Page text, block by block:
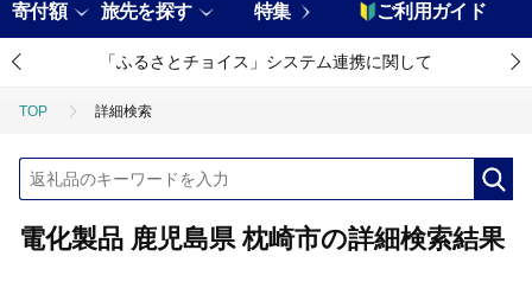
寄付額 旅先を探す 特集 ご利用ガイド
「ふるさとチョイス」システム連携に関して
TOP 詳細検索
電化製品 鹿児島県 枕崎市の詳細検索結果